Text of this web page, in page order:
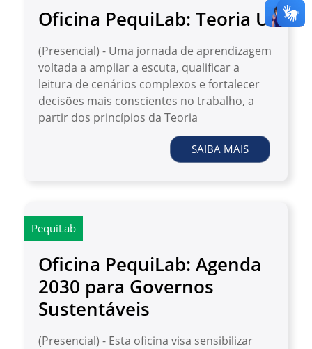
Oficina PequiLab: Teoria U
(Presencial) - Uma jornada de aprendizagem
voltada a ampliar a escuta, qualificar a
leitura de cenários complexos e fortalecer
decisões mais conscientes no trabalho, a
partir dos princípios da Teoria
SAIBA MAIS
Oficina PequiLab: Agenda
2030 para Governos
Sustentáveis
PequiLab
(Presencial) - Esta oficina visa sensibilizar